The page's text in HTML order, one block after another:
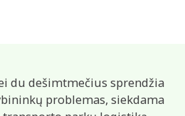
du dešimtmečius sprendžia
problemas, siekdama